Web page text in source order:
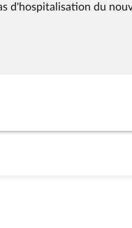
d'hospitalisation du